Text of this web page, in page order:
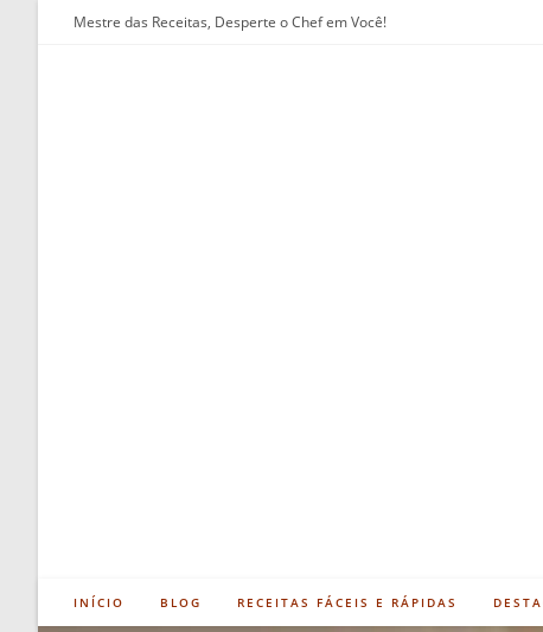
Mestre das Receitas, Desperte o Chef em Você!
INÍCIO BLOG RECEITAS FÁCEIS E RÁPIDAS